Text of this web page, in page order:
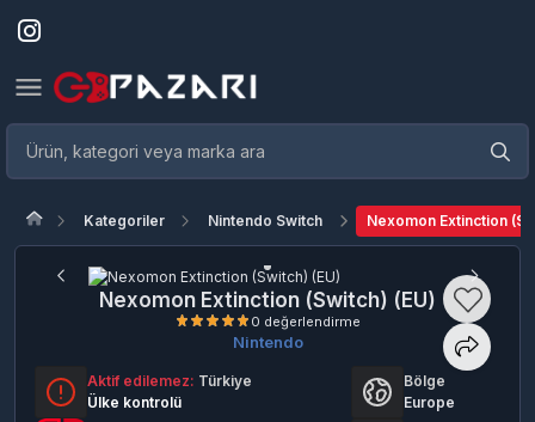
Kategoriler Nintendo Switch Nexomon Extinction
Nexomon Extinction (Switch) (EU)
0 değerlendirme
Nintendo
Aktif edilemez: Türkiye
Ülke kontrolü
Bölge
Europe